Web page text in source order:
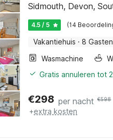
Sidmouth, Devon,
4.5 / 5 (14
Vakantiehuis · 8 Gasten
Wasmachine
Gratis annuleren tot
€298 per nacht €598
+extra kosten